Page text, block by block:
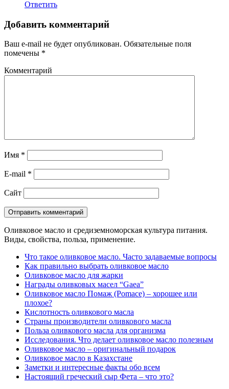
Ответить
Добавить комментарий
Ваш e-mail не будет опубликован. Обязательные поля
помечены *
Комментарий
Имя *
E-mail *
Сайт
Оливковое масло и средиземноморская культура питания.
Виды, свойства, польза, применение.
Что такое оливковое масло. Часто задаваемые вопросы
Как правильно выбрать оливковое масло
Оливковое масло для жарки
Награды оливковых масел “Gaea”
Оливковое масло Помаж (Pomace) – хорошее или
плохое?
Кислотность оливкового масла
Страны производители оливкового масла
Польза оливкового масла для организма
Исследования. Что делает оливковое масло полезным
Оливковое масло – оригинальный подарок
Оливковое масло в Казахстане
Заметки и интересные факты обо всем
Настоящий греческий сыр Фета – что это?